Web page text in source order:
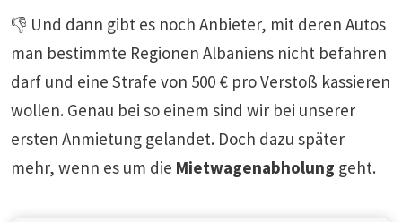
👎 Und dann gibt es noch Anbieter, mit deren Autos
man bestimmte Regionen Albaniens nicht befahren
darf und eine Strafe von 500 € pro Verstoß kassieren
wollen. Genau bei so einem sind wir bei unserer
ersten Anmietung gelandet. Doch dazu später
mehr, wenn es um die Mietwagenabholung geht.